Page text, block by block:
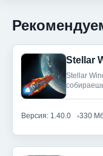
Stellar
Stellar
Версия: 1.40.0 330